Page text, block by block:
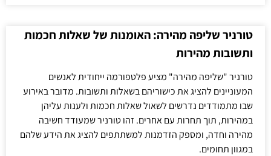
טורניר שליפה מהירה: האומנות של שאלות חכמות
ותשובות מהירות
טורניר "שליפה מהירה" מציע פלטפורמה ייחודית לאנשים
המעוניינים להציג את כישוריהם בשאלות ותשובות. מדובר באירוע
שבו מתמודדים נדרשים לשאול שאלות חכמות ולענות עליהן
במהירות, תוך תחרות עם אחרים. זהו טורניר שמעודד חשיבה
מהירה וחדה, ומספק הזדמנות למשתתפים להציג את הידע שלהם
במגוון תחומים.